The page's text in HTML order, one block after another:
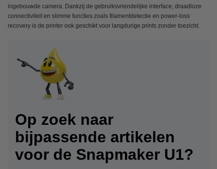
ingebouwde camera. Dankzij de gebruiksvriendelijke interface, draadloze
connectiviteit en slimme functies zoals filamentdetectie en power-loss
recovery is de printer ook geschikt voor langdurige prints zonder toezicht.
Op zoek naar
bijpassende artikelen
voor de Snapmaker U1?